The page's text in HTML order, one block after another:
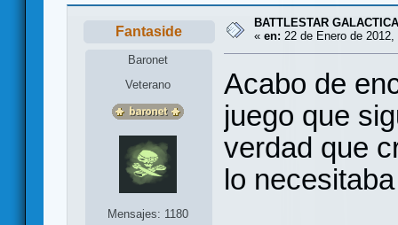
Fantaside
Baronet
Veterano
Mensajes: 1180
BATTLESTAR
« en: 22 de Enero de 2012,
Acabo de
juego que
verdad que
lo